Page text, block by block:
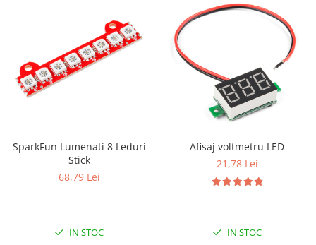
SparkFun Lumenati 8 Leduri
Stick
68,79 Lei
IN STOC
Afisaj voltmetru LED
21,78 Lei
IN STOC